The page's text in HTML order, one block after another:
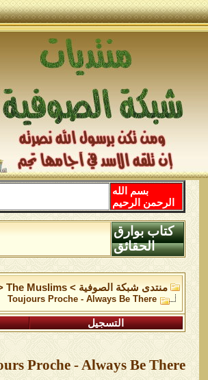
بسم الله
الرحمن الرحيم
كتاب بوارق
الحقائق
منتدى شبكة الصوفية >
The Muslims
Toujours Proche - Always Be There
التسجيل
Proche - Always Be There